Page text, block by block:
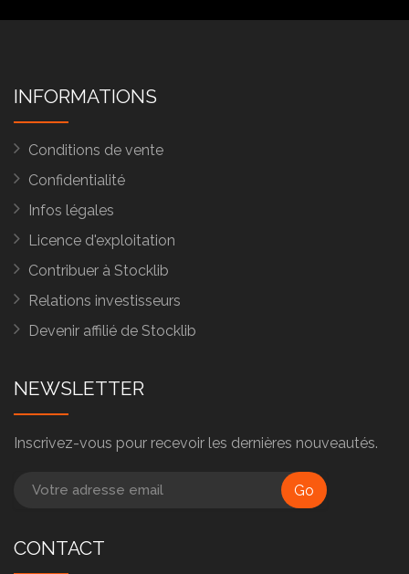
INFORMATIONS
Conditions de vente
Confidentialité
Infos légales
Licence d'exploitation
Contribuer à Stocklib
Relations investisseurs
Devenir affilié de Stocklib
NEWSLETTER
Inscrivez-vous pour recevoir les dernières nouveautés.
Go
CONTACT